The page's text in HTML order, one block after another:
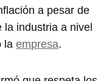
a pesar de
la industria a nivel
laempresa.